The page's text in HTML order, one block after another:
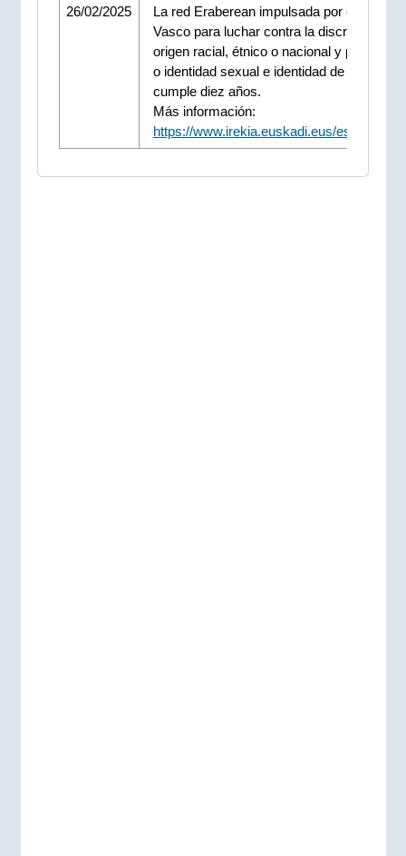
26/02/2025
La red Eraberean impulsada por el
Vasco para luchar contra la discriminación
origen racial, étnico o nacional y por
o identidad sexual e identidad de género
cumple diez años.
Más información:
https://www.irekia.euskadi.eus/es/news/